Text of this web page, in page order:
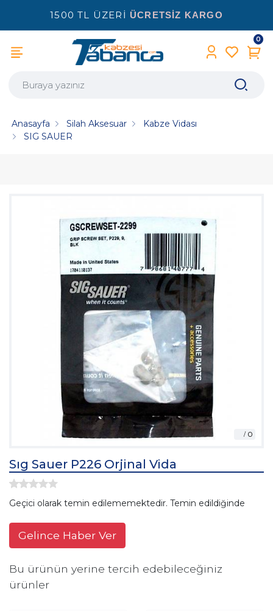
1500 TL ÜZERİ ÜCRETSİZ KARGO
0
Anasayfa Silah Aksesuar
Kabze Vidası
SIG SAUER
Sıg Sauer P226 Orjinal Vida
Geçici olarak temin edilememektedir. Temin edildiğinde
Gelince Haber Ver
Bu ürünün yerine tercih edebileceğiniz
ürünler